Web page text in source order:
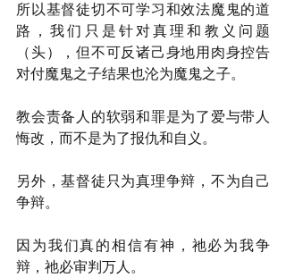
所以基督徒切不可学习和效法魔鬼的道
路，我们只是针对真理和教义问题
（头），但不可反诸己身地用肉身控告
对付魔鬼之子结果也沦为魔鬼之子。
教会责备人的软弱和罪是为了爱与带人
悔改，而不是为了报仇和自义。
另外，基督徒只为真理争辩，不为自己
争辩。
因为我们真的相信有神，祂必为我争
辩，祂必审判万人。